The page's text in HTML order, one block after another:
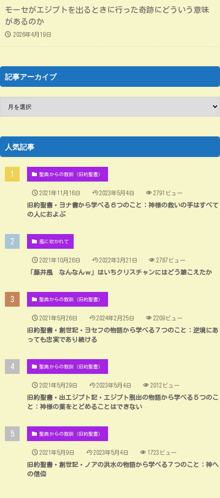
モーセがエジプトを出るときに行った奇跡にどういう意味
があるのか
2026年4月19日
記事アーカイブ
人気記事
聖典からの教訓（旧約聖書）
2021年11月16日 2023年5月4日 2791ビュー
旧約聖書・ヨナ書から学べる６つのこと：神様の救いの手はすべて
の人におよぶ
風に吹かれて
2021年10月26日 2022年3月21日 2787ビュー
「藤井風 なんなんｗ」はいちクリスチャンにはどう聴こえたか
聖典からの教訓（旧約聖書）
2021年5月26日 2024年2月25日 2209ビュー
旧約聖書・創世記・ヨセフの物語から学べる７つのこと：逆境にあ
っても忠実であり続ける
聖典からの教訓（旧約聖書）
2021年5月29日 2023年5月4日 2012ビュー
旧約聖書・出エジプト記・エジプト脱出の物語から学べる５つのこ
と：神様の業をとどめることはできない
聖典からの教訓（旧約聖書）
2021年5月9日 2023年5月4日 1723ビュー
旧約聖書・創世記・ノアの洪水の物語から学べる７つのこと：神へ
の信仰